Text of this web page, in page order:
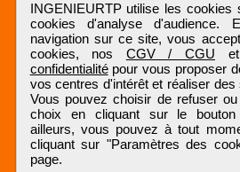
INGENIEURTP utilise les cookies
cookies d'analyse d'audience.
navigation sur ce site, vous
cookies, nos CGV / CGU
confidentialitépour vous proposer
vos centres d'intérêt et réaliser
Vous pouvez choisir de refuser
choix en cliquant sur le bouton
ailleurs, vous pouvez à tout
cliquant sur "Paramètres des
page.